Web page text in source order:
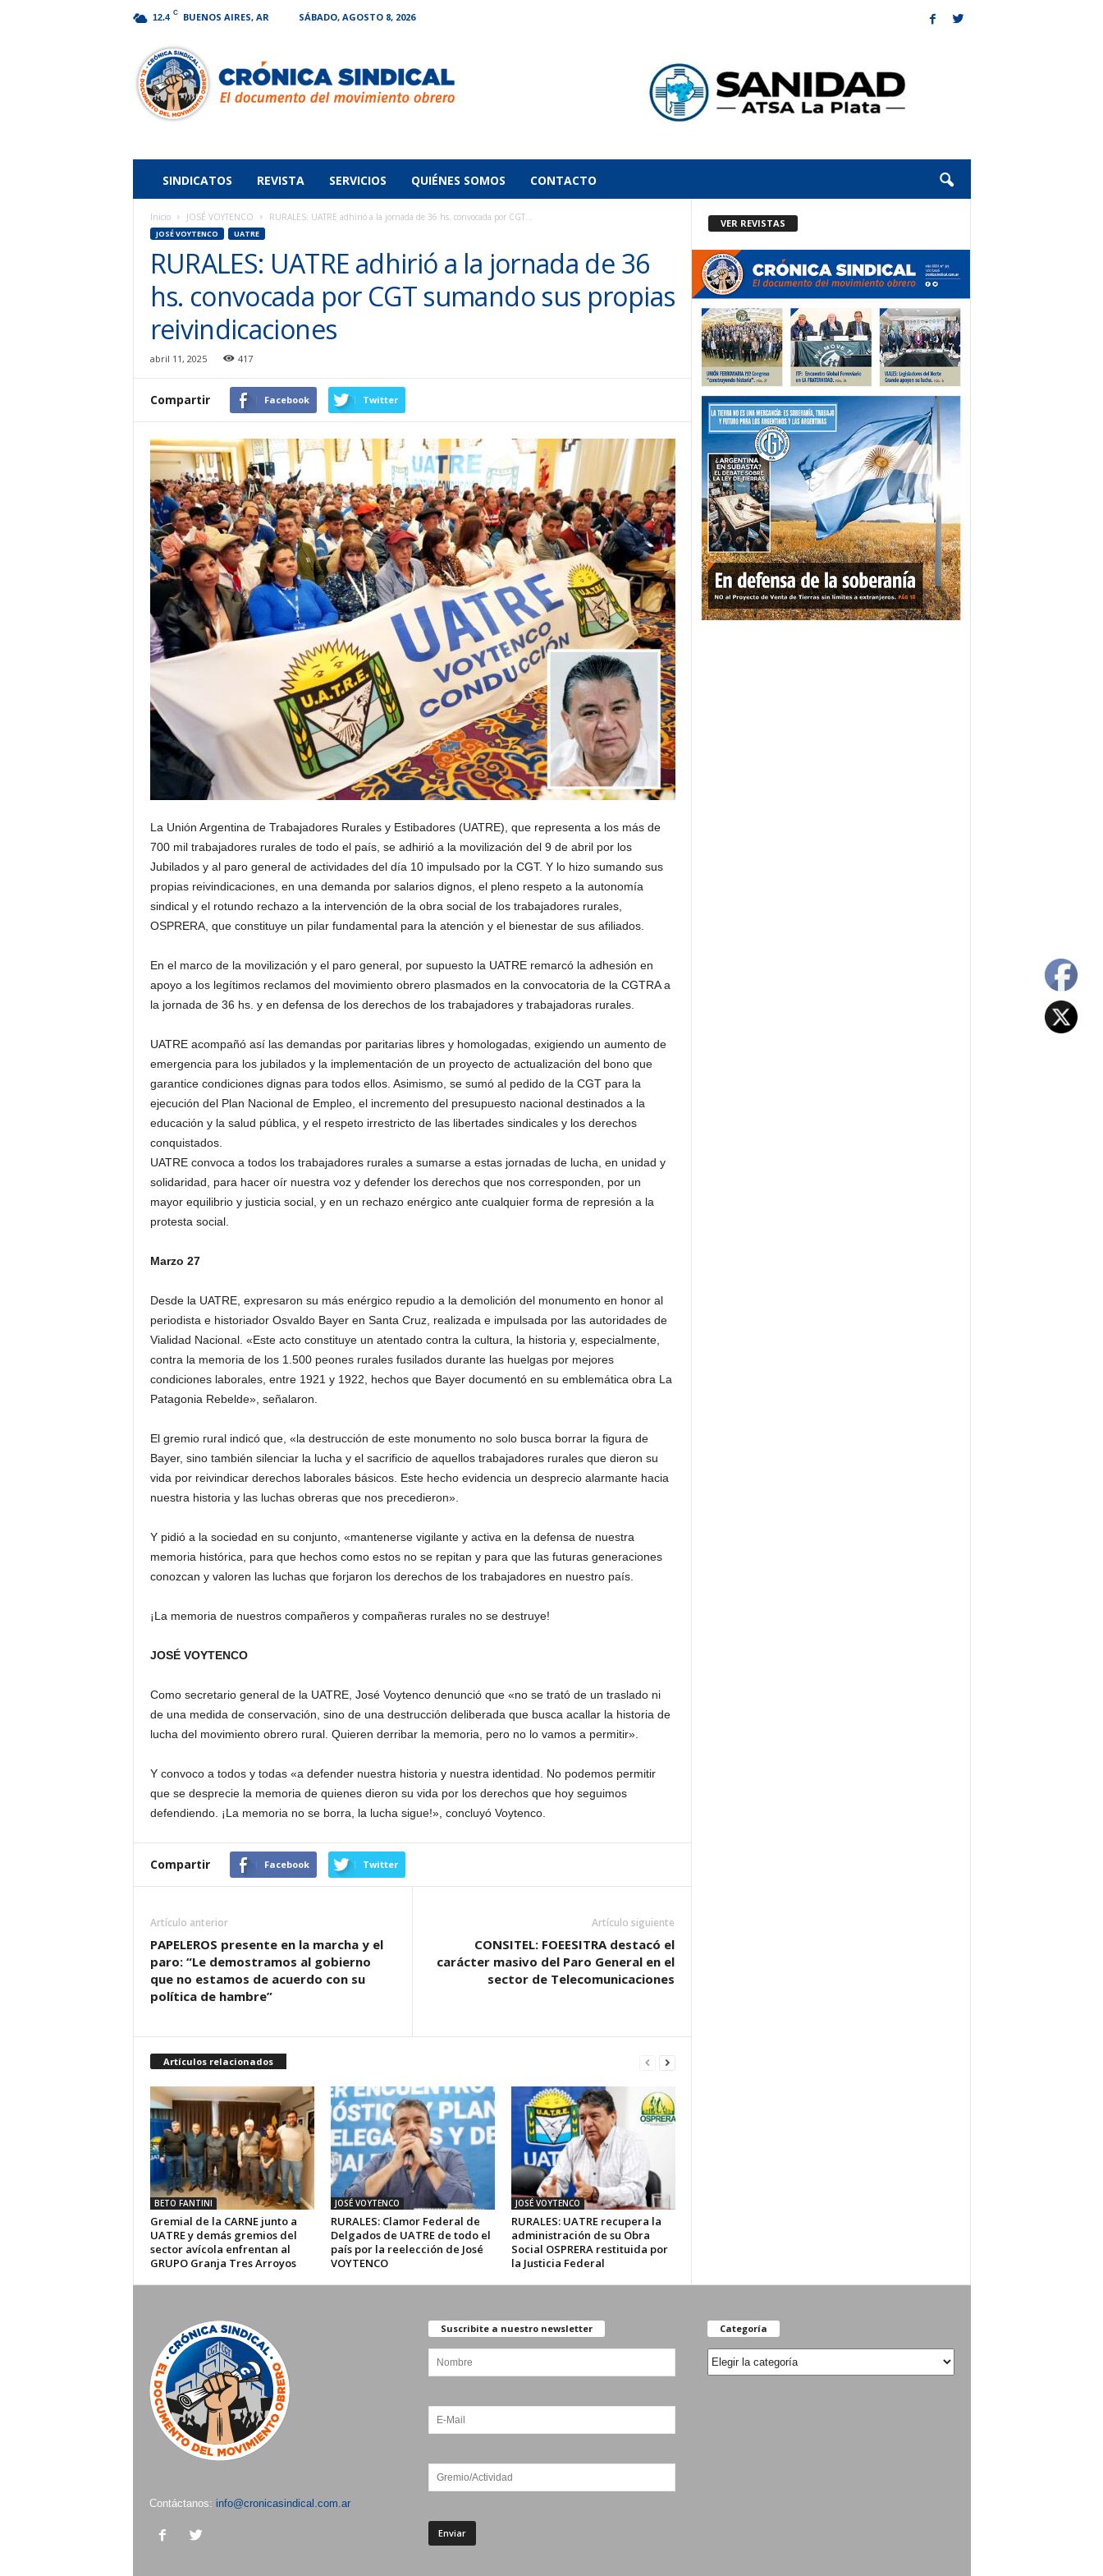
12.4 C BUENOS AIRES, AR SÁBADO, AGOSTO 8, 2026
Sindical
SINDICATOS REVISTA SERVICIOS QUIÉNES SOMOS CONTACTO
Inicio JOSÉ VOYTENCO RURALES: UATRE adhirió a la jornada de 36 hs. convocada por CGT...
JOSÉ VOYTENCO UATRE
RURALES: UATRE adhirió a la jornada de 36
hs. convocada por CGT sumando sus propias
reivindicaciones
abril 11, 2025 417
Compartir Facebook Twitter
La Unión Argentina de Trabajadores Rurales y Estibadores (UATRE), que representa a los más de
700 mil trabajadores rurales de todo el país, se adhirió a la movilización del 9 de abril por los
Jubilados y al paro general de actividades del día 10 impulsado por la CGT. Y lo hizo sumando sus
propias reivindicaciones, en una demanda por salarios dignos, el pleno respeto a la autonomía
sindical y el rotundo rechazo a la intervención de la obra social de los trabajadores rurales,
OSPRERA, que constituye un pilar fundamental para la atención y el bienestar de sus afiliados.
En el marco de la movilización y el paro general, por supuesto la UATRE remarcó la adhesión en
apoyo a los legítimos reclamos del movimiento obrero plasmados en la convocatoria de la CGTRA a
la jornada de 36 hs. y en defensa de los derechos de los trabajadores y trabajadoras rurales.
UATRE acompañó así las demandas por paritarias libres y homologadas, exigiendo un aumento de
emergencia para los jubilados y la implementación de un proyecto de actualización del bono que
garantice condiciones dignas para todos ellos. Asimismo, se sumó al pedido de la CGT para la
ejecución del Plan Nacional de Empleo, el incremento del presupuesto nacional destinados a la
educación y la salud pública, y el respeto irrestricto de las libertades sindicales y los derechos
conquistados.
UATRE convoca a todos los trabajadores rurales a sumarse a estas jornadas de lucha, en unidad y
solidaridad, para hacer oír nuestra voz y defender los derechos que nos corresponden, por un
mayor equilibrio y justicia social, y en un rechazo enérgico ante cualquier forma de represión a la
protesta social.
Marzo 27
Desde la UATRE, expresaron su más enérgico repudio a la demolición del monumento en honor al
periodista e historiador Osvaldo Bayer en Santa Cruz, realizada e impulsada por las autoridades de
Vialidad Nacional. «Este acto constituye un atentado contra la cultura, la historia y, especialmente,
contra la memoria de los 1.500 peones rurales fusilados durante las huelgas por mejores
condiciones laborales, entre 1921 y 1922, hechos que Bayer documentó en su emblemática obra La
Patagonia Rebelde», señalaron.
El gremio rural indicó que, «la destrucción de este monumento no solo busca borrar la figura de
Bayer, sino también silenciar la lucha y el sacrificio de aquellos trabajadores rurales que dieron su
vida por reivindicar derechos laborales básicos. Este hecho evidencia un desprecio alarmante hacia
nuestra historia y las luchas obreras que nos precedieron».
Y pidió a la sociedad en su conjunto, «mantenerse vigilante y activa en la defensa de nuestra
memoria histórica, para que hechos como estos no se repitan y para que las futuras generaciones
conozcan y valoren las luchas que forjaron los derechos de los trabajadores en nuestro país.
¡La memoria de nuestros compañeros y compañeras rurales no se destruye!
JOSÉ VOYTENCO
Como secretario general de la UATRE, José Voytenco denunció que «no se trató de un traslado ni
de una medida de conservación, sino de una destrucción deliberada que busca acallar la historia de
lucha del movimiento obrero rural. Quieren derribar la memoria, pero no lo vamos a permitir».
Y convoco a todos y todas «a defender nuestra historia y nuestra identidad. No podemos permitir
que se desprecie la memoria de quienes dieron su vida por los derechos que hoy seguimos
defendiendo. ¡La memoria no se borra, la lucha sigue!», concluyó Voytenco.
Compartir Facebook Twitter
Artículo anterior
PAPELEROS presente en la marcha y el
paro: “Le demostramos al gobierno
que no estamos de acuerdo con su
política de hambre”
Artículo siguiente
CONSITEL: FOEESITRA destacó el
carácter masivo del Paro General en el
sector de Telecomunicaciones
Artículos relacionados
BETO FANTINI
Gremial de la CARNE junto a
UATRE y demás gremios del
sector avícola enfrentan al
GRUPO Granja Tres Arroyos
JOSÉ VOYTENCO
RURALES: Clamor Federal de
Delgados de UATRE de todo el
país por la reelección de José
VOYTENCO
JOSÉ VOYTENCO
RURALES: UATRE recupera la
administración de su Obra
Social OSPRERA restituida por
la Justicia Federal
VER REVISTAS
Contáctanos: info@cronicasindical.com.ar
Suscribite a nuestro newsletter Categoría
Categoría